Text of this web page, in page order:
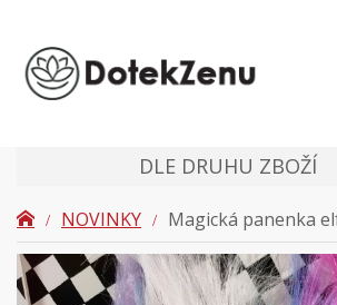
DLE DRUHU ZBOŽÍ
NOVINKY Magická panenka